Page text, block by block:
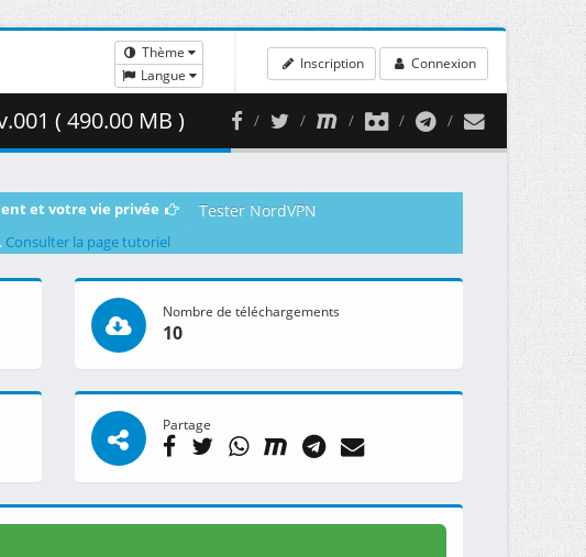
Thème
Langue
Inscription Connexion
( 490.00 MB )
et votre vie privée Tester NordVPN
Consulter la page tutoriel
Nombre de téléchargements
10
Partage